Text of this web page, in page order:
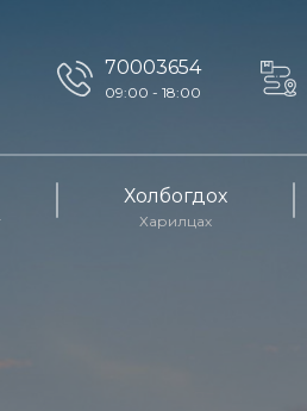
70003654
09:00 - 18:00
Холбогдох
Харилцах